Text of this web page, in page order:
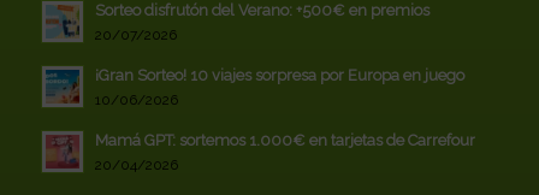
Sorteo disfrutón del Verano: +500€ en premios
20/07/2026
¡Gran Sorteo! 10 viajes sorpresa por Europa en juego
10/06/2026
Mamá GPT: sortemos 1.000€ en tarjetas de Carrefour
20/04/2026